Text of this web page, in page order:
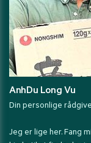
AnhDu Long Vu
Din personlige
Jeg er lige her. Fang